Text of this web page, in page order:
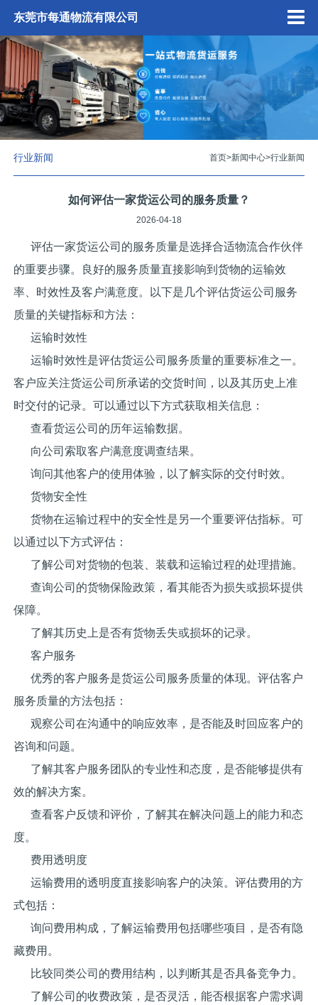
东莞市每通物流有限公司
行业新闻 首页>新闻中心>行业新闻
如何评估一家货运公司的服务质量？
2026-04-18
评估一家货运公司的服务质量是选择合适物流合作伙伴
的重要步骤。良好的服务质量直接影响到货物的运输效
率、时效性及客户满意度。以下是几个评估货运公司服务
质量的关键指标和方法：
运输时效性
运输时效性是评估货运公司服务质量的重要标准之一。
客户应关注货运公司所承诺的交货时间，以及其历史上准
时交付的记录。可以通过以下方式获取相关信息：
查看货运公司的历年运输数据。
向公司索取客户满意度调查结果。
询问其他客户的使用体验，以了解实际的交付时效。
货物安全性
货物在运输过程中的安全性是另一个重要评估指标。可
以通过以下方式评估：
了解公司对货物的包装、装载和运输过程的处理措施。
查询公司的货物保险政策，看其能否为损失或损坏提供
保障。
了解其历史上是否有货物丢失或损坏的记录。
客户服务
优秀的客户服务是货运公司服务质量的体现。评估客户
服务质量的方法包括：
观察公司在沟通中的响应效率，是否能及时回应客户的
咨询和问题。
了解其客户服务团队的专业性和态度，是否能够提供有
效的解决方案。
查看客户反馈和评价，了解其在解决问题上的能力和态
度。
费用透明度
运输费用的透明度直接影响客户的决策。评估费用的方
式包括：
询问费用构成，了解运输费用包括哪些项目，是否有隐
藏费用。
比较同类公司的费用结构，以判断其是否具备竞争力。
了解公司的收费政策，是否灵活，能否根据客户需求调